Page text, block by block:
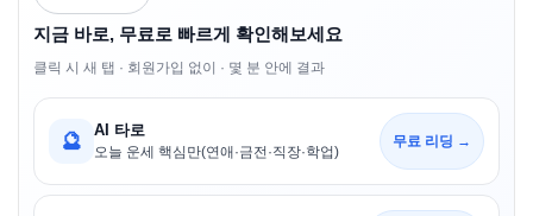
지금 바로, 무료로 빠르게 확인해보세요
클릭 시 새 탭 · 회원가입 없이 · 몇 분 안에 결과
🔮 AI 타로
오늘 운세 핵심만(연애·금전·직장·학업)
무료 리딩 →